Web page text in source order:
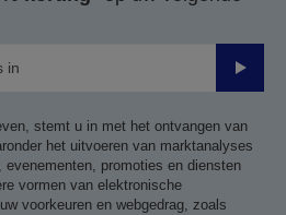
stemt u in met het ontvangen van
het uitvoeren van marktanalyses
promoties en diensten
vormen van elektronische
voorkeuren en webgedrag, zoals